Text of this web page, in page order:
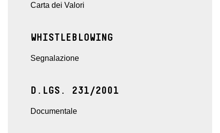
Carta dei Valori
WHISTLEBLOWING
Segnalazione
D.LGS. 231/2001
Documentale